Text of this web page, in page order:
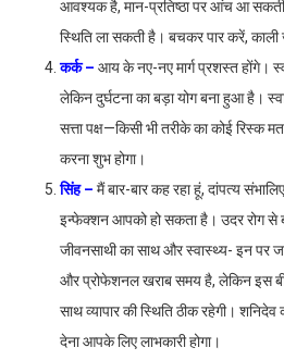
आवश्यक है, मान-प्रतिष्ठा पर आंच आ
स्थिति ला सकती है। बचकर पार करें, काली
कर्क – आय के नए-नए मार्ग प्रशस्त होंगे।
लेकिन दुर्घटना का बड़ा योग बना हुआ है।
सत्ता पक्ष—किसी भी तरीके का कोई रिस्क
करना शुभ होगा।
सिंह – मैं बार-बार कह रहा हूं, दांपत्य
इन्फेक्शन आपको हो सकता है। उदर रोग से
जीवनसाथी का साथ और स्वास्थ्य- इन पर
और प्रोफेशनल खराब समय है, लेकिन इस
साथ व्यापार की स्थिति ठीक रहेगी।
देना आपके लिए लाभकारी होगा।